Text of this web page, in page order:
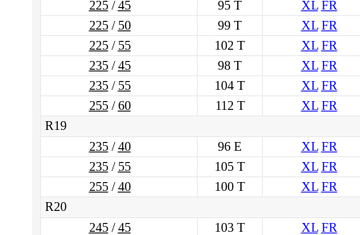
225/45 95 T XL FR
225/ 50 99 T XL FR
225/ 55 102 T XL FR
235/45 98 T XL FR
235/ 55 104 T XL FR
255/60 112 T XL FR
R19
235/40 96 Е XL FR
235/ 55 105 T XL FR
255/40 100 T XL FR
R20
245/45 103 T XL FR